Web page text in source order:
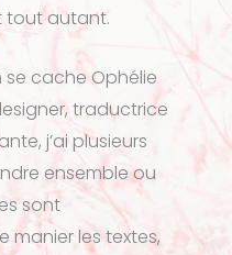
tout autant.
se cache Ophélie
traductrice
j’ai plusieurs
ensemble ou
sont
manier les textes,